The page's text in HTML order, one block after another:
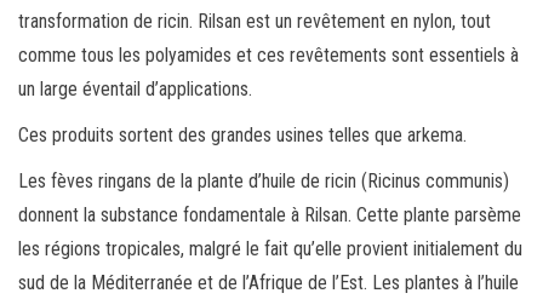
transformation de ricin. Rilsan est un revêtement en nylon, tout
comme tous les polyamides et ces revêtements sont essentiels à
un large éventail d’applications.
Ces produits sortent des grandes usines telles que arkema.
Les fèves ringans de la plante d’huile de ricin (Ricinus communis)
donnent la substance fondamentale à Rilsan. Cette plante parsème
les régions tropicales, malgré le fait qu’elle provient initialement du
sud de la Méditerranée et de l’Afrique de l’Est. Les plantes à l’huile